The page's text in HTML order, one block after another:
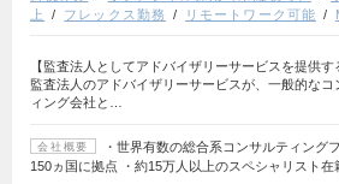
上
フレックス勤務 リモートワーク可能
【監査法人としてアドバイザリーサービスを提供す
監査法人のアドバイザリーサービスが、一般的なコ
ィング会社と…
会社概要
・世界有数の総合系コンサルティング
150ヵ国に拠点 ・約15万人以上のスペシャリスト在